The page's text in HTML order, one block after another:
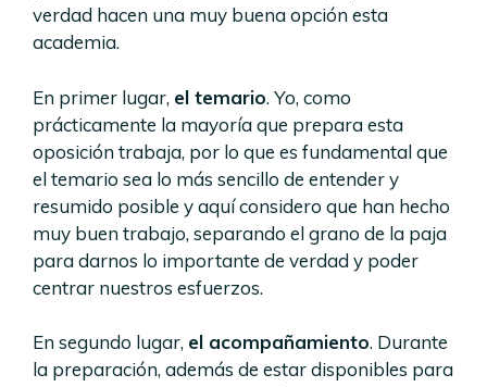
verdad hacen una muy buena opción esta
academia.
En primer lugar, el temario. Yo, como
prácticamente la mayoría que prepara esta
oposición trabaja, por lo que es fundamental que
el temario sea lo más sencillo de entender y
resumido posible y aquí considero que han hecho
muy buen trabajo, separando el grano de la paja
para darnos lo importante de verdad y poder
centrar nuestros esfuerzos.
En segundo lugar, el acompañamiento. Durante
la preparación, además de estar disponibles para